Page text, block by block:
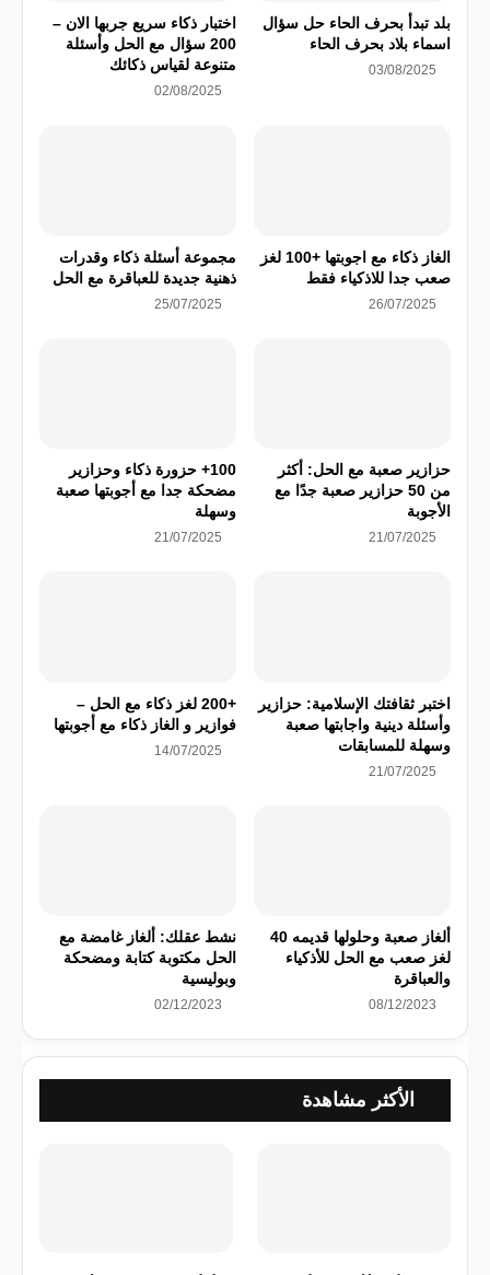
بلد تبدأ بحرف الحاء حل سؤال
اسماء بلاد بحرف الحاء
03/08/2025
اختبار ذكاء سريع جربها الان –
200 سؤال مع الحل وأسئلة
متنوعة لقياس ذكائك
02/08/2025
الغاز ذكاء مع اجوبتها +100 لغز
صعب جدا للاذكياء فقط
26/07/2025
مجموعة أسئلة ذكاء وقدرات
ذهنية جديدة للعباقرة مع الحل
25/07/2025
حزازير صعبة مع الحل: أكثر
من 50 حزازير صعبة جدًا مع
الأجوبة
21/07/2025
100+ حزورة ذكاء وحزازير
مضحكة جدا مع أجوبتها صعبة
وسهلة
21/07/2025
اختبر ثقافتك الإسلامية: حزازير
وأسئلة دينية واجابتها صعبة
وسهلة للمسابقات
21/07/2025
+200 لغز ذكاء مع الحل –
فوازير و الغاز ذكاء مع أجوبتها
14/07/2025
ألغاز صعبة وحلولها قديمه 40
لغز صعب مع الحل للأذكياء
والعباقرة
08/12/2023
نشط عقلك: ألغاز غامضة مع
الحل مكتوبة كتابة ومضحكة
وبوليسية
02/12/2023
الأكثر مشاهدة